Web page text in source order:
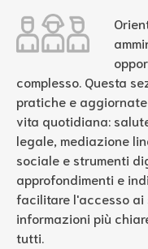
complesso. Questa
pratiche e
vita quotidiana:
legale, mediazione
sociale e strumenti
approfondimenti e
facilitare l'accesso ai
informazioni più
tutti.